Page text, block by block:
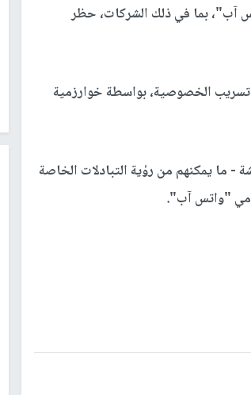
بما في ذلك الشركات، حظر
الخصوصية، بواسطة خوارزمية
ما يمكنهم من رؤية التبادلات الخاصة
"واتس آب".